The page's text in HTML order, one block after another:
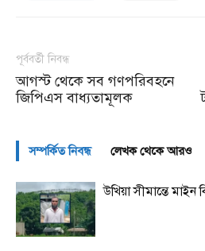
পূর্ববর্তী নিবন্ধ
আগস্ট থেকে সব গণপরিবহনে
জিপিএস বাধ্যতামূলক
সম্পর্কিত নিবন্ধ লেখক থেকে আরও
উখিয়া সীমান্তে মাইন